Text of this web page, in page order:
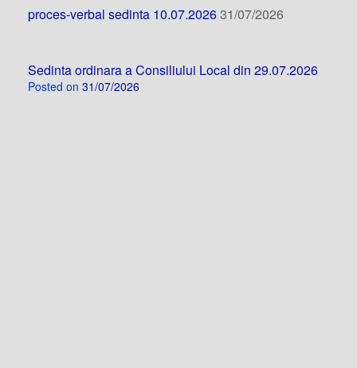
proces-verbal sedinta 10.07.202631/07/2026
Sedinta ordinara a Consiliului Local din 29.07.2026
Posted on 31/07/2026